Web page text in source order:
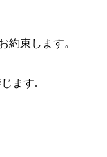
約束します。
ます.